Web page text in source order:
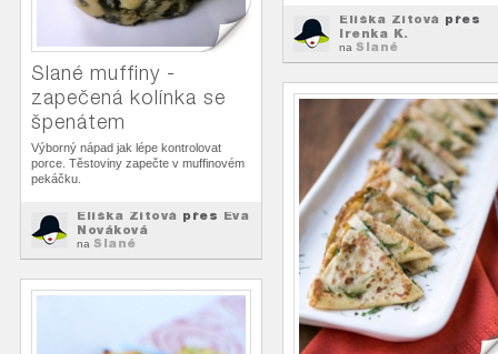
Eliška Zitová přes
Irenka K.
na Slané
Slané muffiny -
zapečená kolínka se
špenátem
Výborný nápad jak lépe kontrolovat
porce. Těstoviny zapečte v muffinovém
pekáčku.
Eliška Zitová přes Eva
Nováková
na Slané